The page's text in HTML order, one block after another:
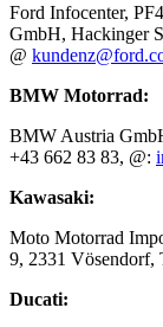
Ford Infocenter,
GmbH, Hackinger
@
BMW Motorrad:
BMW Austria
+43 662 83 83, @:
Kawasaki:
Moto Motorrad
9, 2331 Vösendorf,
Ducati: